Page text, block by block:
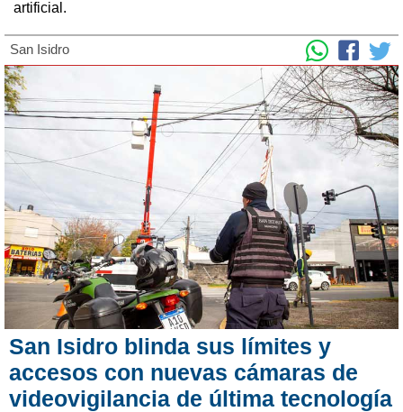
artificial.
San Isidro
San Isidro blinda sus límites y
accesos con nuevas cámaras de
videovigilancia de última tecnología